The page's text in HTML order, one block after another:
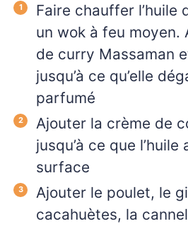
Faire chauffer l’huile
un wok à feu moyen.
de curry Massaman
jusqu’à ce qu’elle
parfumé
Ajouter la crème de
jusqu’à ce que
surface
Ajouter le poulet, le
cacahuètes, la